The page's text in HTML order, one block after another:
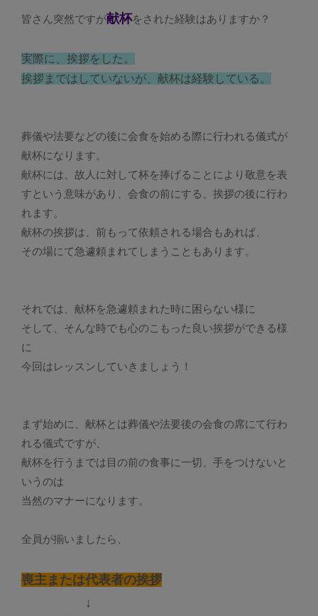
皆さん突然ですが献杯をされた経験はありますか？
実際に、挨拶をした。
挨拶まではしていないが、献杯は経験している。
葬儀や法要などの後に会食を始める際に行われる儀式が
献杯になります。
献杯には、故人に対して杯を捧げることにより敬意を表
すという意味があり、会食の前にする、挨拶の後に行わ
れます。
献杯の挨拶は、前もって依頼される場合もあれば、
その場にて急遽頼まれてしまうこともあります。
それでは、献杯を急遽頼まれた時に困らない様に
そして、そんな時でも心のこもった良い挨拶ができる様
に
今回はレッスンしていきましょう！
まず始めに、献杯とは葬儀や法要後の会食の席にて行わ
れる儀式ですが、
献杯を行うまでは目の前の食事に一切、手をつけないと
いうのは
当然のマナーになります。
全員が揃いましたら、
喪主または代表者の挨拶
↓